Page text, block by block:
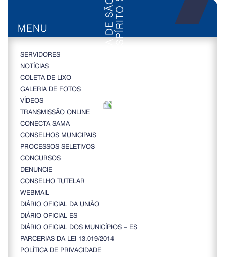
MENU
SERVIDORES
NOTÍCIAS
COLETA DE LIXO
GALERIA DE FOTOS
VÍDEOS
TRANSMISSÃO ONLINE
CONECTA SAMA
CONSELHOS MUNICIPAIS
PROCESSOS SELETIVOS
CONCURSOS
DENUNCIE
CONSELHO TUTELAR
WEBMAIL
DIÁRIO OFICIAL DA UNIÃO
DIÁRIO OFICIAL ES
DIÁRIO OFICIAL DOS MUNICÍPIOS – ES
PARCERIAS DA LEI 13.019/2014
POLÍTICA DE PRIVACIDADE